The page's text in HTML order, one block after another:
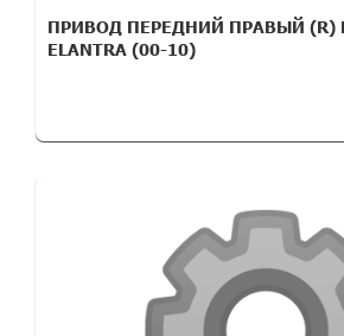
ПРИВОД ПЕРЕДНИЙ ПРАВЫЙ (R)
ELANTRA (00-10)